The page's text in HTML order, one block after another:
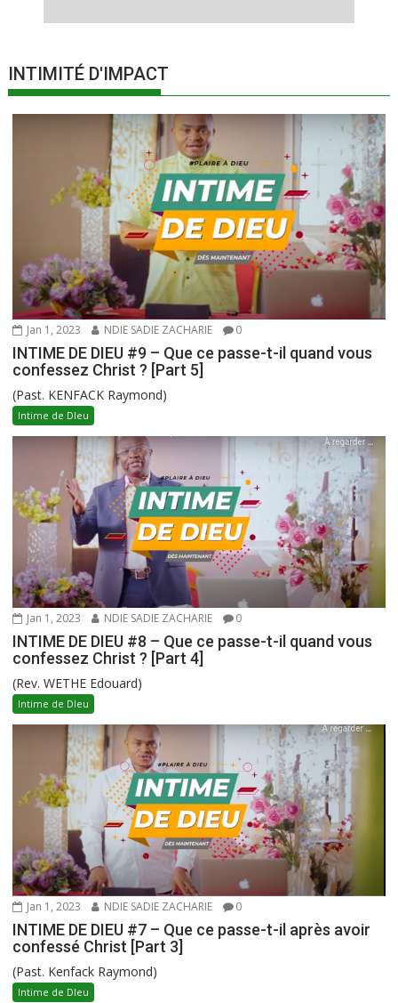
INTIMITÉ D'IMPACT
Jan 1, 2023 NDIE SADIE ZACHARIE 0
INTIME DE DIEU #9 – Que ce passe-t-il quand vous
confessez Christ ? [Part 5]
(Past. KENFACK Raymond)
Intime de DIeu
Jan 1, 2023 NDIE SADIE ZACHARIE 0
INTIME DE DIEU #8 – Que ce passe-t-il quand vous
confessez Christ ? [Part 4]
(Rev. WETHE Edouard)
Intime de DIeu
Jan 1, 2023 NDIE SADIE ZACHARIE 0
INTIME DE DIEU #7 – Que ce passe-t-il après avoir
confessé Christ [Part 3]
(Past. Kenfack Raymond)
Intime de DIeu